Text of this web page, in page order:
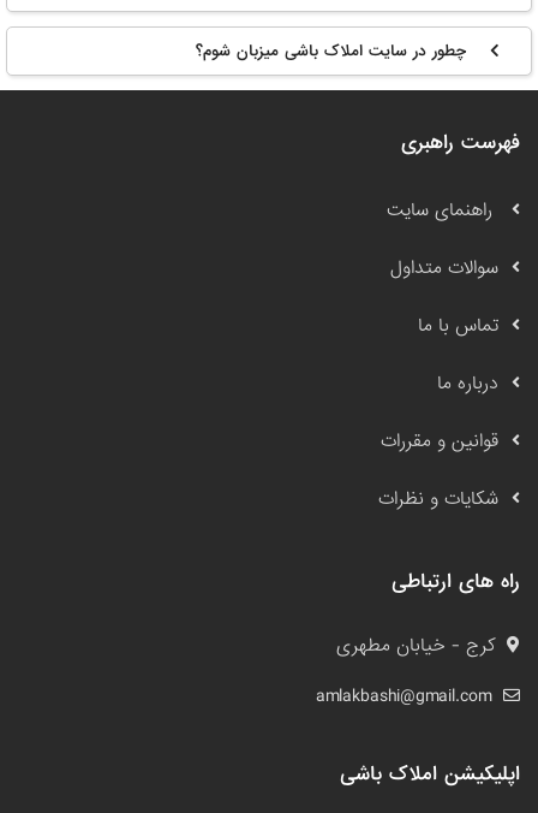
چطور در سایت املاک باشی میزبان شوم؟
فهرست راهبری
راهنمای سایت
سوالات متداول
تماس با ما
درباره ما
قوانین و مقررات
شکایات و نظرات
راه های ارتباطی
کرج - خیابان مطهری
amlakbashi@gmail.com
اپلیکیشن املاک باشی